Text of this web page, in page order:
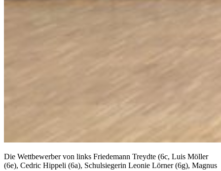
Die Wettbewerber von links Friedemann Treydte (6c, Luis Möller
(6e), Cedric Hippeli (6a), Schulsiegerin Leonie Lörner (6g), Magnus